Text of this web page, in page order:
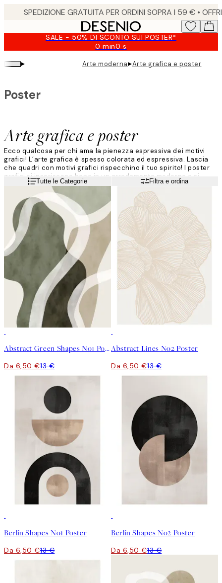
SALE - 50% DI SCONTO SUI POSTER*
0 min0 s
Valido
fino
a:
▸ Arte moderna▸Arte grafica e poster
Arte grafica e poster
Poster
Ecco qualcosa per chi ama la pienezza espressiva dei motivi
grafici! L’arte grafica è spesso colorata ed espressiva. Lascia
che quadri con motivi grafici rispecchino il tuo spirito! I poster
grafici si inseriscono bene in un arredamento moderno e si
possono combinare ottimamente con quadri di frasi o foto
artistiche, senza altri limiti se non la fantasia!
Leggi di piùTutte le Categorie Filtra e ordina
Abstract Green Shapes No1 Poster
Da 6,50 €13 €
Abstract Lines No2 Poster
Da 6,50 €13 €
Berlin Shapes No1 Poster
Da 6,50 €13 €
Berlin Shapes No2 Poster
Da 6,50 €13 €